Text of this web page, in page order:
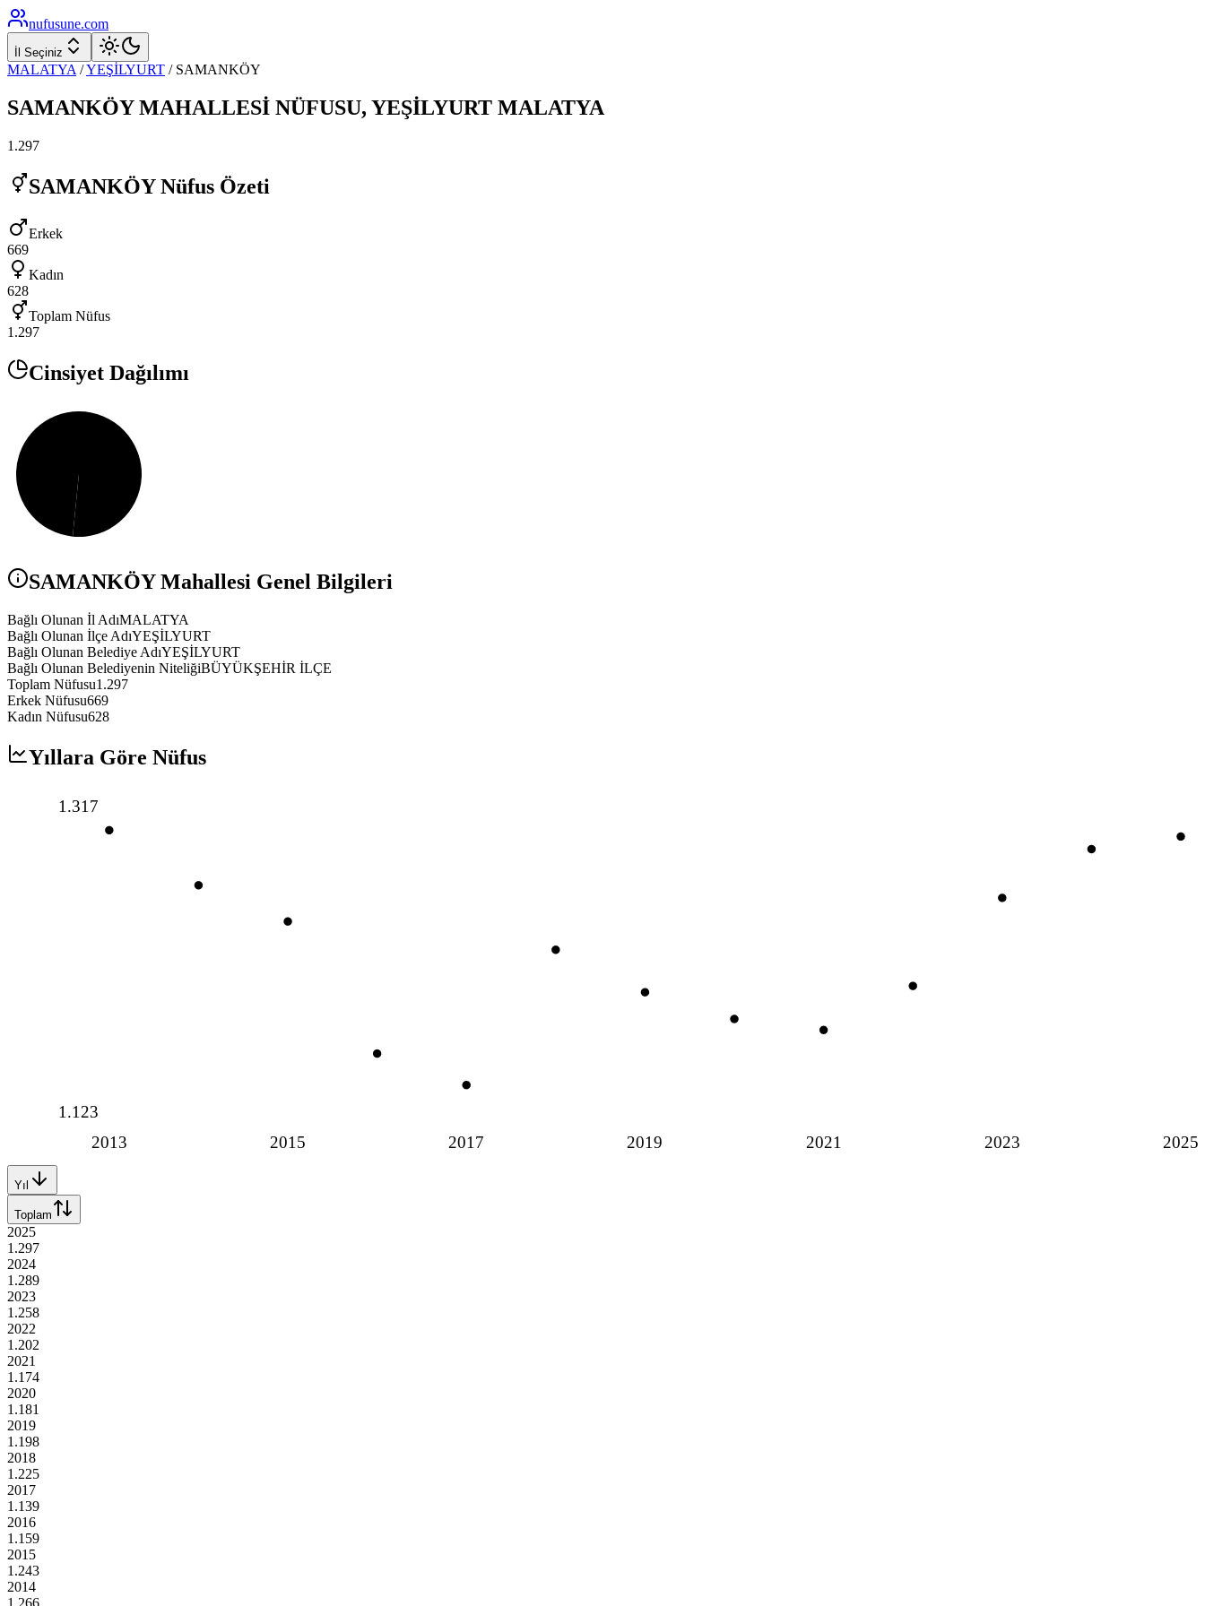
nufusune.com
İl Seçiniz
MALATYA /YEŞİLYURT / SAMANKÖY
SAMANKÖYMAHALLESİ NÜFUSU, YEŞİLYURT MALATYA
1.297
SAMANKÖYNüfus Özeti
Erkek
669
Kadın
628
Toplam Nüfus
1.297
Cinsiyet Dağılımı
SAMANKÖYMahallesi Genel Bilgileri
Bağlı Olunan İl AdıMALATYA
Bağlı Olunan İlçe AdıYEŞİLYURT
Bağlı Olunan Belediye AdıYEŞİLYURT
Bağlı Olunan Belediyenin NiteliğiBÜYÜKŞEHİR İLÇE
Toplam Nüfusu1.297
Erkek Nüfusu669
Kadın Nüfusu628
Yıllara Göre Nüfus
2013 2015 2017 2019 2021 2023 2025
1.317
1.123
Yıl
Toplam
2025
1.297
2024
1.289
2023
1.258
2022
1.202
2021
1.174
2020
1.181
2019
1.198
2018
1.225
2017
1.139
2016
1.159
2015
1.243
2014